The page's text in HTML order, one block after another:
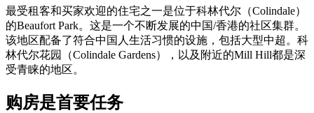
最受租客和买家欢迎的住宅之一是位于科林代尔（Colindale）
的Beaufort Park。这是一个不断发展的中国/香港的社区集群。
该地区配备了符合中国人生活习惯的设施，包括大型中超。科
林代尔花园（Colindale Gardens），以及附近的Mill Hill都是深
受青睐的地区。
购房是首要任务